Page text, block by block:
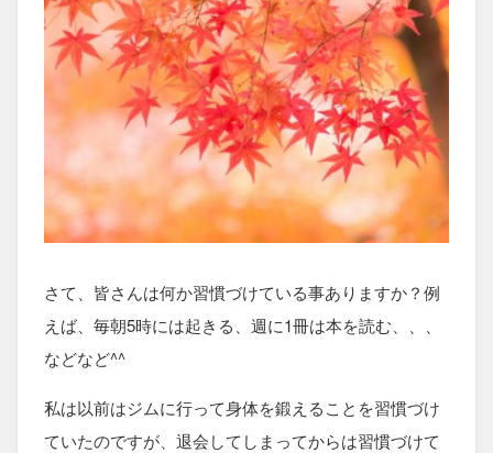
さて、皆さんは何か習慣づけている事ありますか？例
えば、毎朝5時には起きる、週に1冊は本を読む、、、
などなど^^
私は以前はジムに行って身体を鍛えることを習慣づけ
ていたのですが、退会してしまってからは習慣づけて